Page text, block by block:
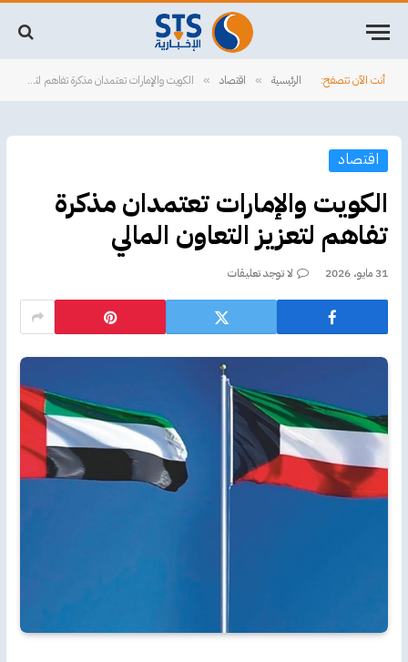
أنت الآن تتصفح: الرئيسية » اقتصاد » الكويت والإمارات تعتمدان مذكرة تفاهم لتعزيز التعاون المالي
اقتصاد
الكويت والإمارات تعتمدان مذكرة
تفاهم لتعزيز التعاون المالي
31 مايو، 2026 لا توجد تعليقات